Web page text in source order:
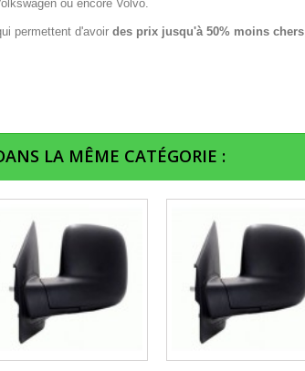
ou encore Volvo.
permettent d'avoir des prix jusqu'à 50% moins chers
LA MÊME CATÉGORIE :